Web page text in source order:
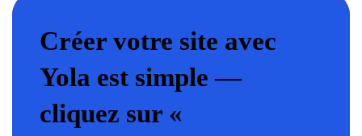
Créer votre site avec
Yola est simple —
cliquez sur «